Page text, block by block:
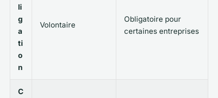
li
g
a
ti
o
n
Volontaire
Obligatoire pour
certaines entreprises
C